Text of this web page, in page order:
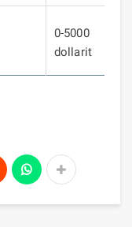
0-5000
dollarit